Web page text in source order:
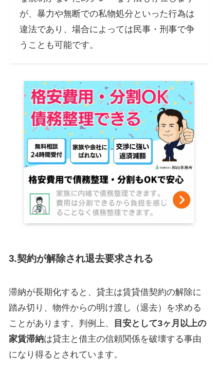
が、暴力や無断での私物処分といった行為は
違法であり、場合によっては民事・刑事で争
うことも可能です​。
3.契約が解除され退去要求される
滞納が長期化すると、貸主は賃貸借契約の解除に
踏み切り、物件からの明け渡し（退去）を求める
ことがあります​。判例上、
目安として3ヶ月以上の
家賃滞納は貸主と借主の信頼関係を破壊する事由
になり得るとされています。